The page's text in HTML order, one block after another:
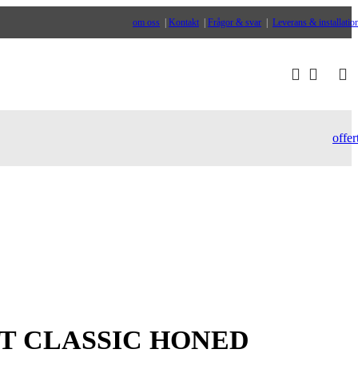
om oss Kontakt Frågor & svar Leverans &
CLASSIC HONED